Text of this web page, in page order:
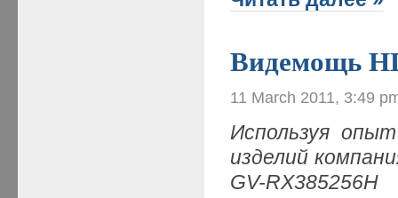
Видемощь
11 March 2011, 3:49
Используя
изделий
GV-RX385256H